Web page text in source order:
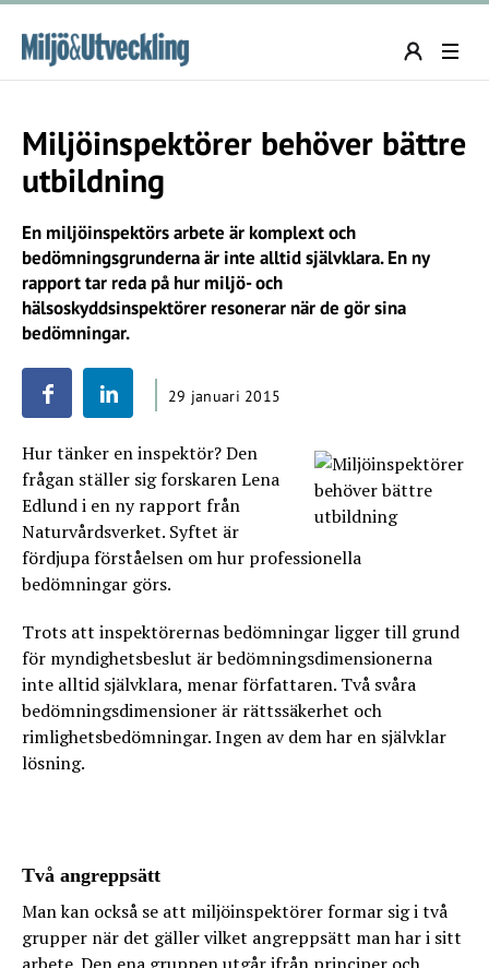
Miljöinspektörer behöver bättre
utbildning
En miljöinspektörs arbete är komplext och
bedömningsgrunderna är inte alltid självklara. En ny
rapport tar reda på hur miljö- och
hälsoskyddsinspektörer resonerar när de gör sina
bedömningar.
29 januari 2015
Hur tänker en inspektör? Den
frågan ställer sig forskaren Lena
Edlund i en ny rapport från
Naturvårdsverket. Syftet är
fördjupa förståelsen om hur professionella
bedömningar görs.
Trots att inspektörernas bedömningar ligger till grund
för myndighetsbeslut är bedömningsdimensionerna
inte alltid självklara, menar författaren. Två svåra
bedömningsdimensioner är rättssäkerhet och
rimlighetsbedömningar. Ingen av dem har en självklar
lösning.
Två angreppsätt
Man kan också se att miljöinspektörer formar sig i två
grupper när det gäller vilket angreppsätt man har i sitt